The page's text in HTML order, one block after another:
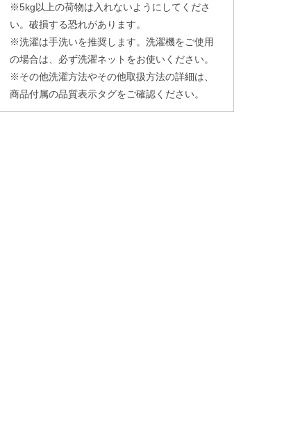
※5kg以上の荷物は入れないようにしてくださ
い。破損する恐れがあります。
※洗濯は手洗いを推奨します。洗濯機をご使用
の場合は、必ず洗濯ネットをお使いください。
※その他洗濯方法やその他取扱方法の詳細は、
商品付属の品質表示タグをご確認ください。